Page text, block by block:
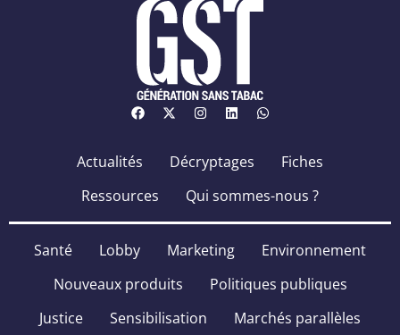
Actualités Décryptages
Fiches
Ressources
Qui sommes-nous ?
Santé Lobby Marketing
Environnement
Nouveaux produits
Politiques publiques
Justice
Sensibilisation Marchés parallèles